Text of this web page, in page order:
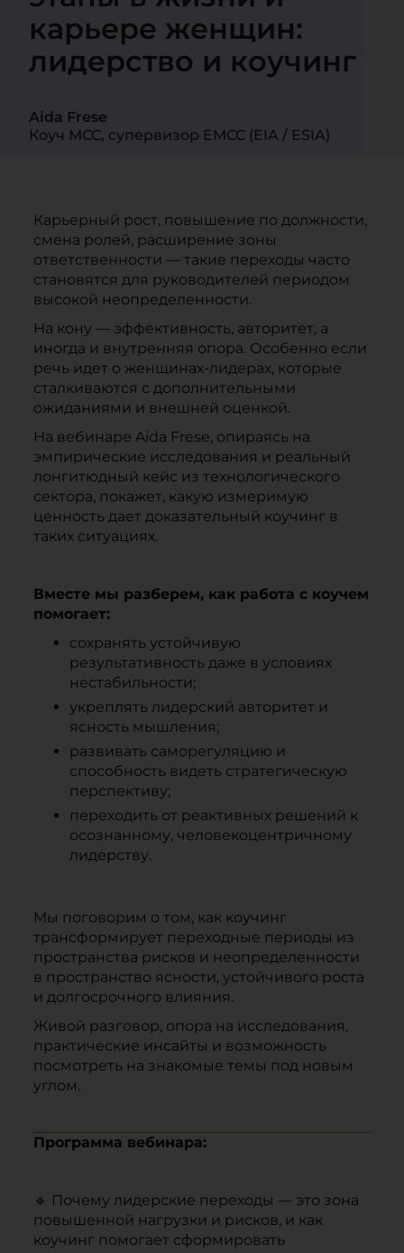
карьере женщин:
лидерство и коучинг
Aida Frese
Коуч МСС, супервизор EMCC (EIA / ESIA)
Карьерный рост, повышение по должности,
смена ролей, расширение зоны
ответственности — такие переходы часто
становятся для руководителей периодом
высокой неопределенности.
На кону — эффективность, авторитет, а
иногда и внутренняя опора. Особенно если
речь идет о женщинах-лидерах, которые
сталкиваются с дополнительными
ожиданиями и внешней оценкой.
На вебинаре Aida Frese, опираясь на
эмпирические исследования и реальный
лонгитюдный кейс из технологического
сектора, покажет, какую измеримую
ценность дает доказательный коучинг в
таких ситуациях.
Вместе мы разберем, как работа с коучем
помогает:
сохранять устойчивую
результативность даже в условиях
нестабильности;
укреплять лидерский авторитет и
ясность мышления;
развивать саморегуляцию и
способность видеть стратегическую
перспективу;
переходить от реактивных решений к
осознанному, человекоцентричному
лидерству.
Мы поговорим о том, как коучинг
трансформирует переходные периоды из
пространства рисков и неопределенности
в пространство ясности, устойчивого роста
и долгосрочного влияния.
Живой разговор, опора на исследования,
практические инсайты и возможность
посмотреть на знакомые темы под новым
углом.
Программа вебинара:
🔹 Почему лидерские переходы — это зона
повышенной нагрузки и рисков, и как
коучинг помогает сформировать